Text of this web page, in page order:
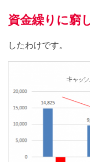
資金繰りに窮
したわけです。